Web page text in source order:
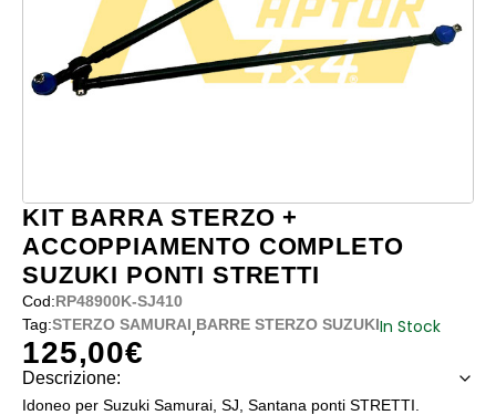
KIT BARRA STERZO +
ACCOPPIAMENTO COMPLETO
SUZUKI PONTI STRETTI
Cod:RP48900K-SJ410
Tag:STERZO SAMURAI,BARRE STERZO SUZUKIIn Stock
125,00€
Descrizione:
Idoneo per Suzuki Samurai, SJ, Santana ponti STRETTI.